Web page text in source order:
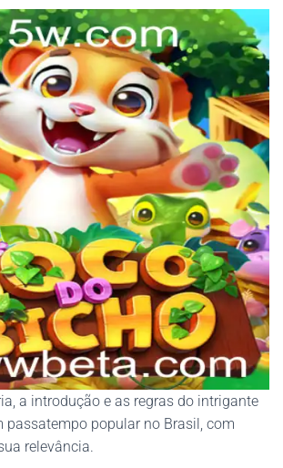
a introdução e as regras do intrigante
passatempo popular no Brasil, com
relevância.